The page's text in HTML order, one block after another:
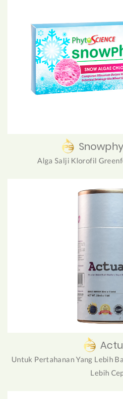
Alga Salji Klorofil
Untuk Pertahanan Yang Lebih
Lebih